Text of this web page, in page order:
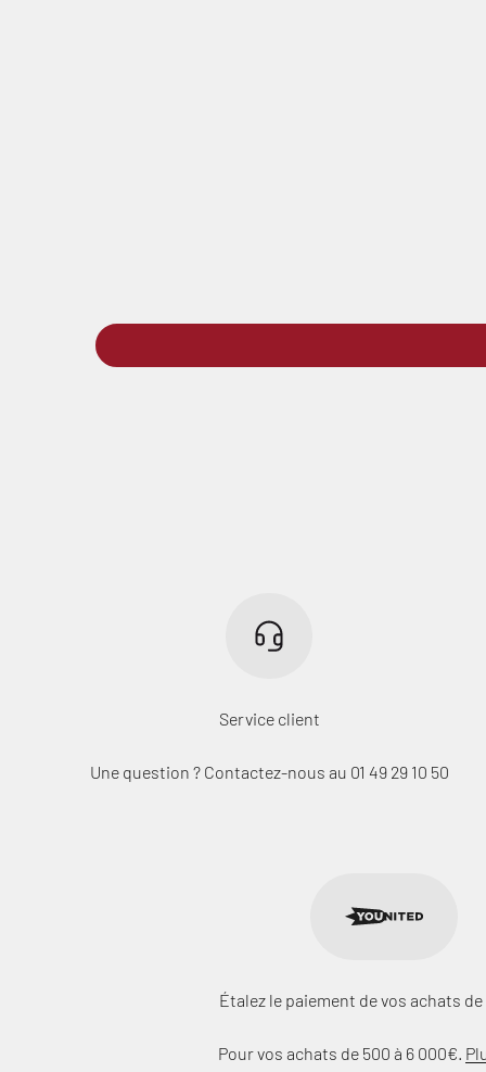
Service client
Une question ? Contactez-nous au 01 49 29 10 50
Étalez le paiement de vos achats de
Pour vos achats de 500 à 6 000€.